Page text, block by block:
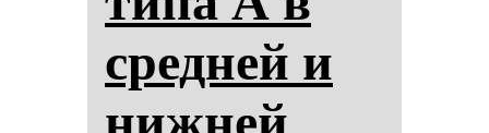
сред­ней и